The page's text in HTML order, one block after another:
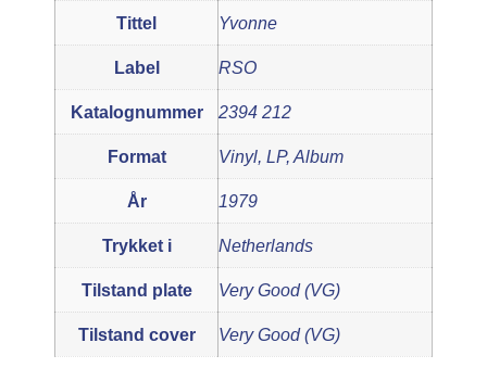
Tittel Yvonne
Label RSO
Katalognummer 2394 212
Format Vinyl, LP, Album
År 1979
Trykket i Netherlands
Tilstand plate Very Good (VG)
Tilstand cover Very Good (VG)